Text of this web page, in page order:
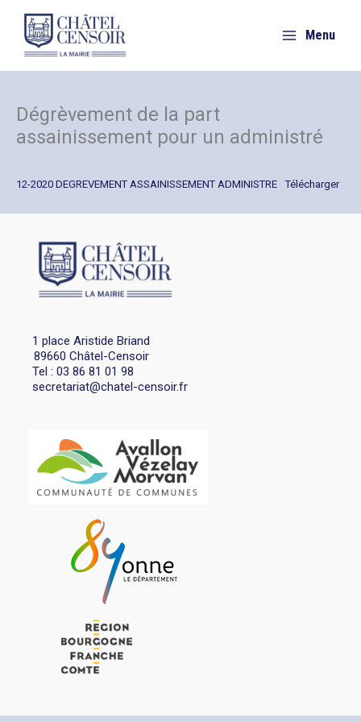
contenu
Menu
Dégrèvement de la part
assainissement pour un administré
12-2020 DEGREVEMENT ASSAINISSEMENT ADMINISTRE Télécharger
1 place Aristide Briand
89660 Châtel-Censoir
Tel : 03 86 81 01 98
secretariat@chatel-censoir.fr